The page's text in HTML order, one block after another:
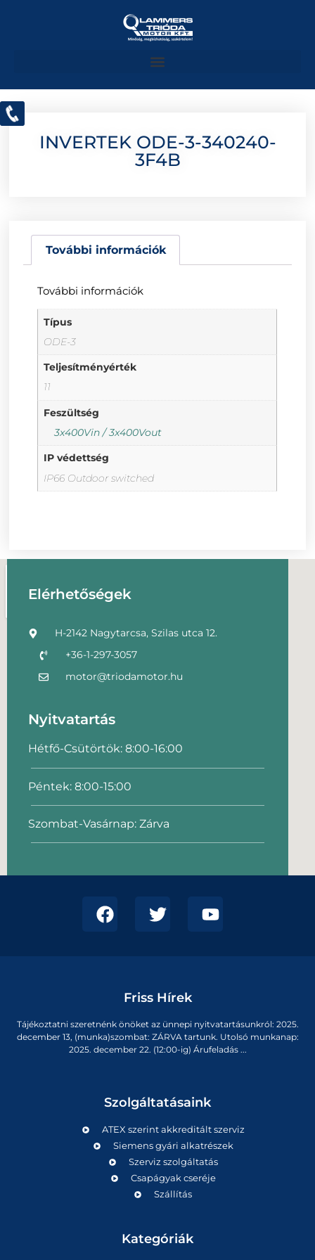
INVERTEK ODE-3-340240-
3F4B
További információk
További információk
Típus
ODE-3
Teljesítményérték
11
Feszültség
3x400Vin / 3x400Vout
IP védettség
IP66 Outdoor switched
Elérhetőségek
H-2142 Nagytarcsa, Szilas utca 12.
+36-1-297-3057
motor@triodamotor.hu
Nyitvatartás
Hétfő-Csütörtök: 8:00-16:00
Péntek: 8:00-15:00
Szombat-Vasárnap: Zárva
Friss Hírek
Tájékoztatni szeretnénk önöket az ünnepi nyitvatartásunkról: 2025.
december 13, (munka)szombat: ZÁRVA tartunk. Utolsó munkanap:
2025. december 22. (12:00-ig) Árufeladás ...
Szolgáltatásaink
ATEX szerint akkreditált szerviz
Siemens gyári alkatrészek
Szerviz szolgáltatás
Csapágyak cseréje
Szállítás
Kategóriák